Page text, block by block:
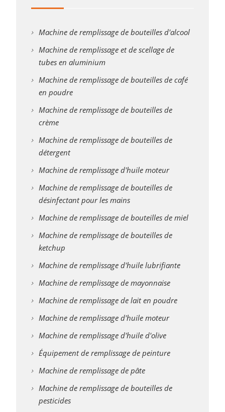
Machine de remplissage de bouteilles d'alcool
Machine de remplissage et de scellage de
tubes en aluminium
Machine de remplissage de bouteilles de café
en poudre
Machine de remplissage de bouteilles de
crème
Machine de remplissage de bouteilles de
détergent
Machine de remplissage d'huile moteur
Machine de remplissage de bouteilles de
désinfectant pour les mains
Machine de remplissage de bouteilles de miel
Machine de remplissage de bouteilles de
ketchup
Machine de remplissage d'huile lubrifiante
Machine de remplissage de mayonnaise
Machine de remplissage de lait en poudre
Machine de remplissage d'huile moteur
Machine de remplissage d'huile d'olive
Équipement de remplissage de peinture
Machine de remplissage de pâte
Machine de remplissage de bouteilles de
pesticides